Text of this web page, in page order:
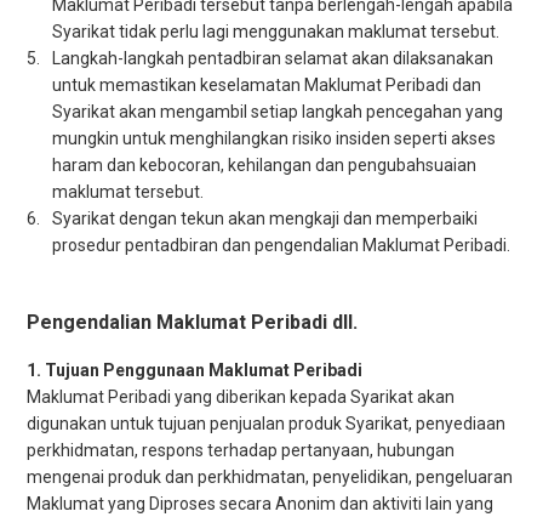
Maklumat Peribadi tersebut tanpa berlengah-lengah apabila
Syarikat tidak perlu lagi menggunakan maklumat tersebut.
Langkah-langkah pentadbiran selamat akan dilaksanakan
untuk memastikan keselamatan Maklumat Peribadi dan
Syarikat akan mengambil setiap langkah pencegahan yang
mungkin untuk menghilangkan risiko insiden seperti akses
haram dan kebocoran, kehilangan dan pengubahsuaian
maklumat tersebut.
Syarikat dengan tekun akan mengkaji dan memperbaiki
prosedur pentadbiran dan pengendalian Maklumat Peribadi.
Pengendalian Maklumat Peribadi dll.
Tujuan Penggunaan Maklumat Peribadi
Maklumat Peribadi yang diberikan kepada Syarikat akan
digunakan untuk tujuan penjualan produk Syarikat, penyediaan
perkhidmatan, respons terhadap pertanyaan, hubungan
mengenai produk dan perkhidmatan, penyelidikan, pengeluaran
Maklumat yang Diproses secara Anonim dan aktiviti lain yang